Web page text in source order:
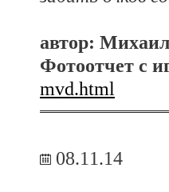
автор:
Фотоотчет с
mvd.html
08.11.14